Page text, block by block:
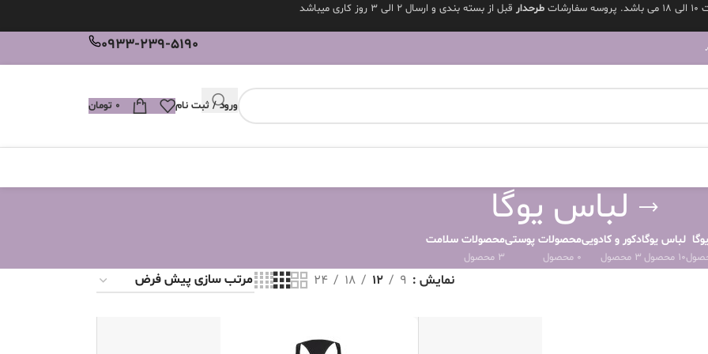
پروسه سفارشاتطرحدار قبل از بسته بندی و ارسال ۲ الی ۳ روز کاری میباشد
0933-239-5190
ورود / ثبت نام 0 تومان
لباس یوگا
لباس یوگا
10 محصول
دکور و کادویی
3 محصول
محصولات پوستی
0 محصول
محصولات سلامت
3 محصول
نمایش 9
12
18
24